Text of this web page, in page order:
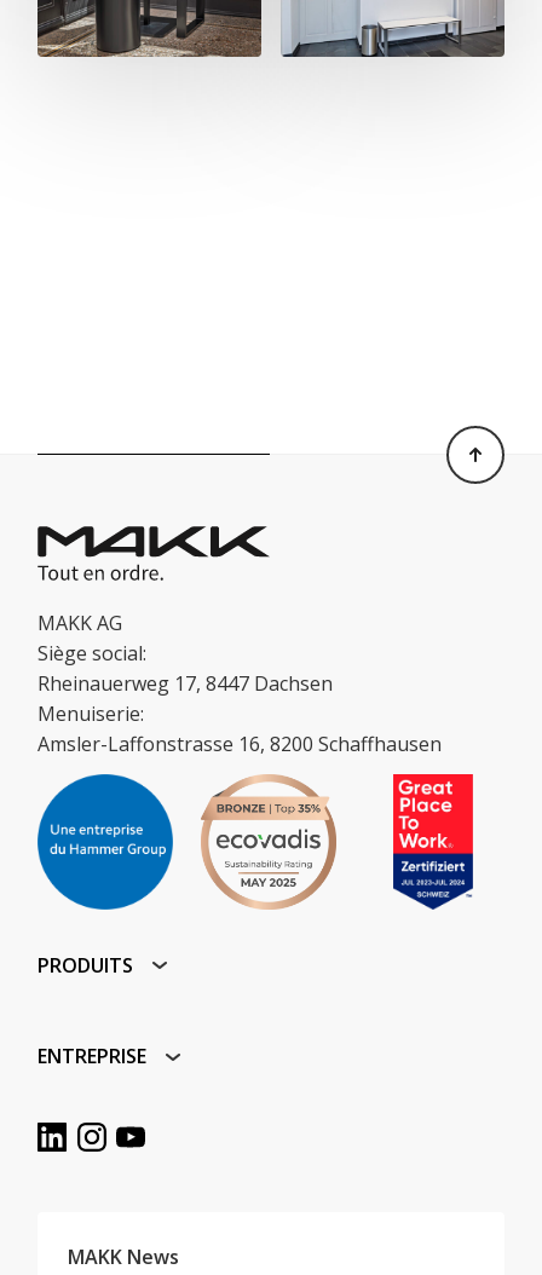
MAKK AG
Siège social:
Rheinauerweg 17, 8447 Dachsen
Menuiserie:
Amsler-Laffonstrasse 16, 8200 Schaffhausen
PRODUITS
ENTREPRISE
MAKK News